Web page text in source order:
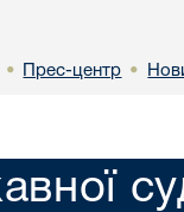
• Прес-центр •